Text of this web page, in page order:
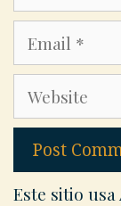
Website
Este sitio